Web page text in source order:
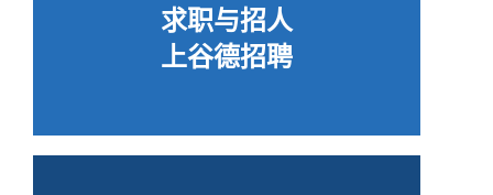
求职与招人
上谷德招聘